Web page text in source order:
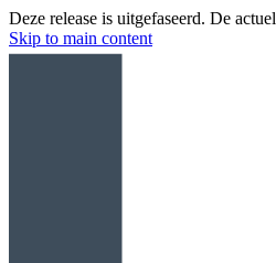
Deze release is uitgefaseerd. De
Skip to main content